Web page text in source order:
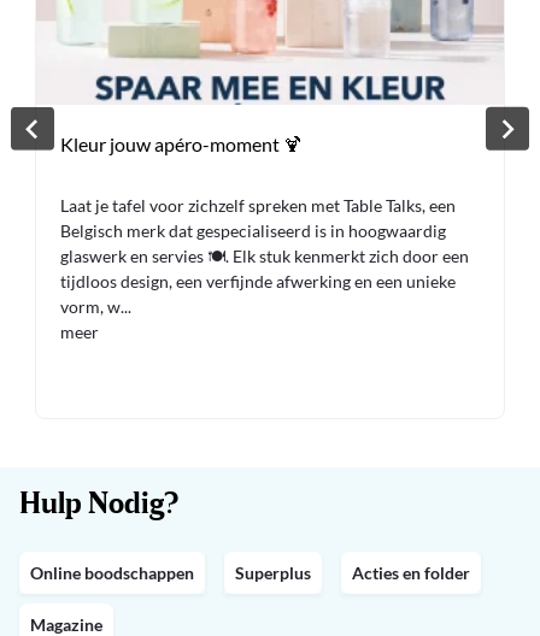
Kleur jouw apéro-moment 🍹
Laat je tafel voor zichzelf spreken met Table Talks, een
Belgisch merk dat gespecialiseerd is in hoogwaardig
glaswerk en servies 🍽️. Elk stuk kenmerkt zich door een
tijdloos design, een verfijnde afwerking en een unieke
vorm, w...
meer
Hulp Nodig?
Online boodschappen Superplus Acties en folder
Magazine